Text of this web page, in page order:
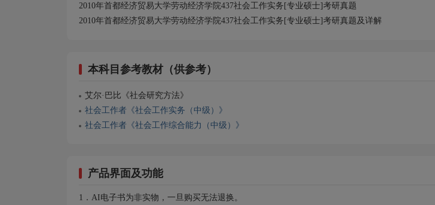
2010年首都经济贸易大学劳动经济学院437社会工作实务[专业硕士]考研真题
2010年首都经济贸易大学劳动经济学院437社会工作实务[专业硕士]考研真题及详解
本科目参考教材（供参考）
艾尔·巴比《社会研究方法》
社会工作者《社会工作实务（中级）》
社会工作者《社会工作综合能力（中级）》
产品界面及功能
1．AI电子书为非实物，一旦购买无法退换。